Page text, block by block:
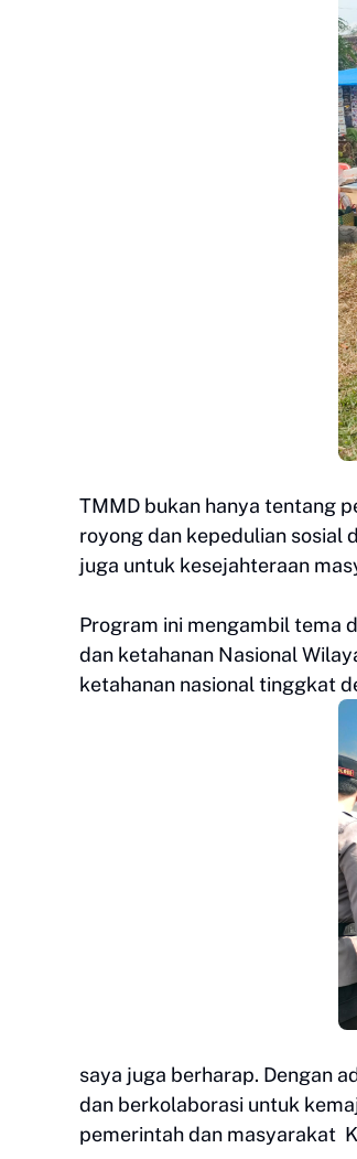
TMMD bukan hanya tentang
royong dan kepedulian sosial
juga untuk kesejahteraan
Program ini mengambil tema
dan ketahanan Nasional
ketahanan nasional tinggkat
saya juga berharap. Dengan
dan berkolaborasi untuk
pemerintah dan masyarakat